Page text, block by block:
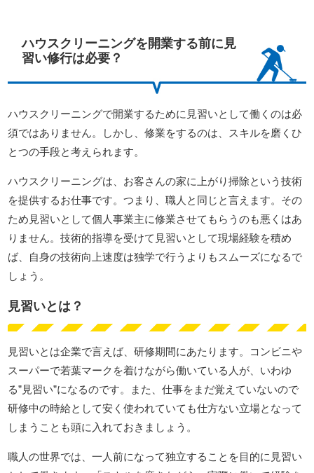
ハウスクリーニングを開業する前に見
習い修行は必要？
ハウスクリーニングで開業するために見習いとして働くのは必
須ではありません。しかし、修業をするのは、スキルを磨くひ
とつの手段と考えられます。
ハウスクリーニングは、お客さんの家に上がり掃除という技術
を提供するお仕事です。つまり、職人と同じと言えます。その
ため見習いとして個人事業主に修業させてもらうのも悪くはあ
りません。技術的指導を受けて見習いとして現場経験を積め
ば、自身の技術向上速度は独学で行うよりもスムーズになるで
しょう。
見習いとは？
見習いとは企業で言えば、研修期間にあたります。コンビニや
スーパーで若葉マークを着けながら働いている人が、いわゆ
る”見習い”になるのです。また、仕事をまだ覚えていないので
研修中の時給として安く使われていても仕方ない立場となって
しまうことも頭に入れておきましょう。
職人の世界では、一人前になって独立することを目的に見習い